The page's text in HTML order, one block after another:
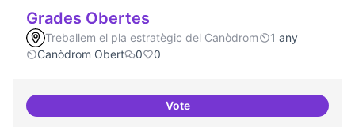
Grades Obertes
Treballem el pla estratègic del Canòdrom
1 any
Canòdrom Obert
0 0
VoteGrades Obertes